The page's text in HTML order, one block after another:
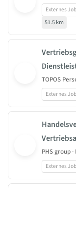
Externes
51.5 km
TOPOS
Externes
PHS group
Externes